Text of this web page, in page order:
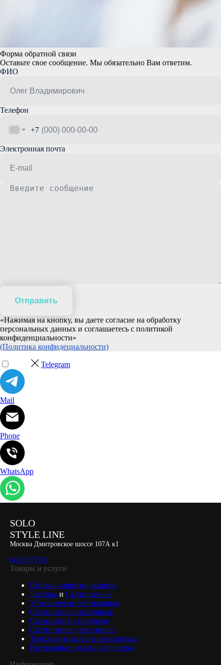
Форма обратной связи
Оставьте свое сообщение. Мы обязательно Вам ответим.
ФИО
Телефон
+7
Электронная почта
Отправить
«Нажимая на кнопку, вы даете согласие на обработку
персональных данных и соглашаетесь c политикой
конфиденциальности»
(Политика конфидециальности)
Telegram
Mail
Phone
WhatsApp
SOLO
STYLE LINE
Москва Дмитровское шоссе 107А к1
84951977330
Товары и услуги
Шторы, карнизы, жалюзи
Люстры и Светильники
Управляемые светильники
Светильники настенные
Светильники точечные
Светильники для ванной
Трековые и магнитные системы
Настольные лампы и торшеры